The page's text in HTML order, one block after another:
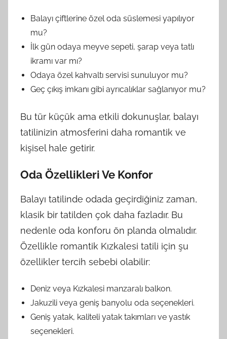
Balayı çiftlerine özel oda süslemesi yapılıyor
mu?
İlk gün odaya meyve sepeti, şarap veya tatlı
ikramı var mı?
Odaya özel kahvaltı servisi sunuluyor mu?
Geç çıkış imkanı gibi ayrıcalıklar sağlanıyor mu?
Bu tür küçük ama etkili dokunuşlar, balayı
tatilinizin atmosferini daha romantik ve
kişisel hale getirir.
Oda Özellikleri Ve Konfor
Balayı tatilinde odada geçirdiğiniz zaman,
klasik bir tatilden çok daha fazladır. Bu
nedenle oda konforu ön planda olmalıdır.
Özellikle romantik Kızkalesi tatili için şu
özellikler tercih sebebi olabilir:
Deniz veya Kızkalesi manzaralı balkon.
Jakuzili veya geniş banyolu oda seçenekleri.
Geniş yatak, kaliteli yatak takımları ve yastık
seçenekleri.